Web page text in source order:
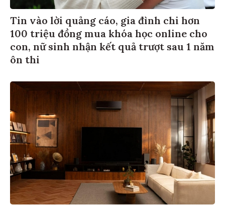
Tin vào lời quảng cáo, gia đình chi hơn
100 triệu đồng mua khóa học online cho
con, nữ sinh nhận kết quả trượt sau 1 năm
ôn thi